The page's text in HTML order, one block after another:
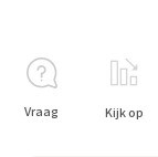
Vraag Kijk op